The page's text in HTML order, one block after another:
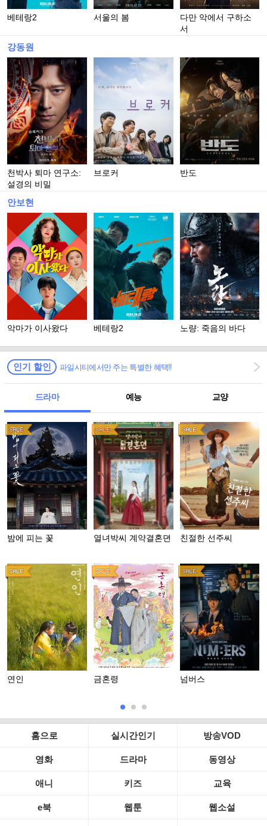
베테랑2 서울의 봄
다만 악에서 구하소
서
강동원
천박사 퇴마 연구소:
설경의 비밀
브로커 반도
안보현
악마가 이사왔다 베테랑2 노량: 죽음의 바다
인기 할인 파일시티에서만 주는 특별한 혜택!!
드라마 예능 교양
밤에 피는 꽃 열녀박씨 계약결혼뎐 친절한 선주씨
연인 금혼령 넘버스
홈으로 실시간인기 방송VOD
영화 드라마 동영상
애니 키즈 교육
e북 웹툰 웹소설